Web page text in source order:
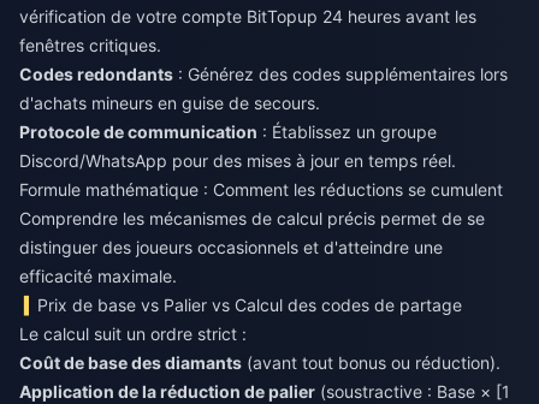
vérification de votre compte BitTopup 24 heures avant les
fenêtres critiques.
Codes redondants : Générez des codes supplémentaires lors
d'achats mineurs en guise de secours.
Protocole de communication : Établissez un groupe
Discord/WhatsApp pour des mises à jour en temps réel.
Formule mathématique : Comment les réductions se cumulent
Comprendre les mécanismes de calcul précis permet de se
distinguer des joueurs occasionnels et d'atteindre une
efficacité maximale.
Prix de base vs Palier vs Calcul des codes de partage
Le calcul suit un ordre strict :
Coût de base des diamants (avant tout bonus ou réduction).
Application de la réduction de palier (soustractive : Base × [1